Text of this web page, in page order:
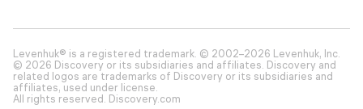
Levenhuk® is a registered trademark. © 2002–2026 Levenhuk, Inc.
© 2026 Discovery or its subsidiaries and affiliates. Discovery and
related logos are trademarks of Discovery or its subsidiaries and
affiliates, used under license.
All rights reserved. Discovery.com